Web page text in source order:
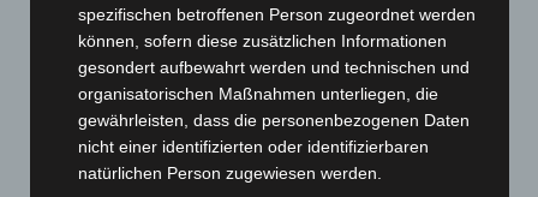
LANGENHAGEN
Klarer Himmel
24.3°C 25.2 °
spezifischen betroffenen Person zugeordnet werden
können, sofern diese zusätzlichen Informationen
gesondert aufbewahrt werden und technischen und
organisatorischen Maßnahmen unterliegen, die
gewährleisten, dass die personenbezogenen Daten
nicht einer identifizierten oder identifizierbaren
natürlichen Person zugewiesen werden.